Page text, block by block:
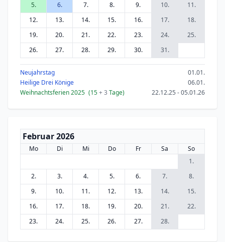
5.
6. 7. 8. 9. 10.
11.
12.
13. 14. 15. 16. 17.
18.
19.
20. 21. 22. 23. 24.
25.
26.
27. 28. 29. 30. 31.
Neujahrstag
01.01.
Heilige Drei Könige
06.01.
Weihnachtsferien 2025 (15+ 3 Tage) 22.12.25 - 05.01.26
Februar 2026
Mo Di Mi Do Fr Sa
So
1.
2.
3. 4. 5. 6. 7.
8.
9.
10. 11. 12. 13. 14.
15.
16.
17. 18. 19. 20. 21.
22.
23.
24. 25. 26. 27. 28.